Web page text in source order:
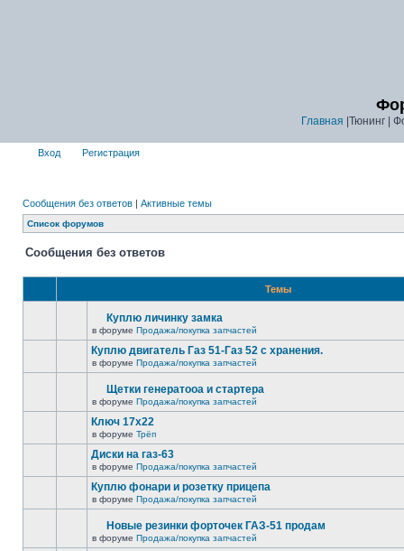
Главная |Тюнинг |
Вход Регистрация
Сообщения без ответов | Активные темы
Список форумов
Сообщения без ответов
Темы
Куплю личинку замка
в форуме Продажа/покупка запчастей
Куплю двигатель Газ 51-Газ 52 с хранения.
в форуме Продажа/покупка запчастей
Щетки генератооа и стартера
в форуме Продажа/покупка запчастей
Ключ 17х22
в форуме Трёп
Диски на газ-63
в форуме Продажа/покупка запчастей
Куплю фонари и розетку прицепа
в форуме Продажа/покупка запчастей
Новые резинки форточек ГАЗ-51 продам
в форуме Продажа/покупка запчастей